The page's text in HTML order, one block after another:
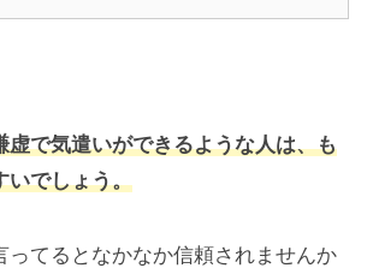
虚で気遣いができるような人は、も
いでしょう。
ってるとなかなか信頼されませんか